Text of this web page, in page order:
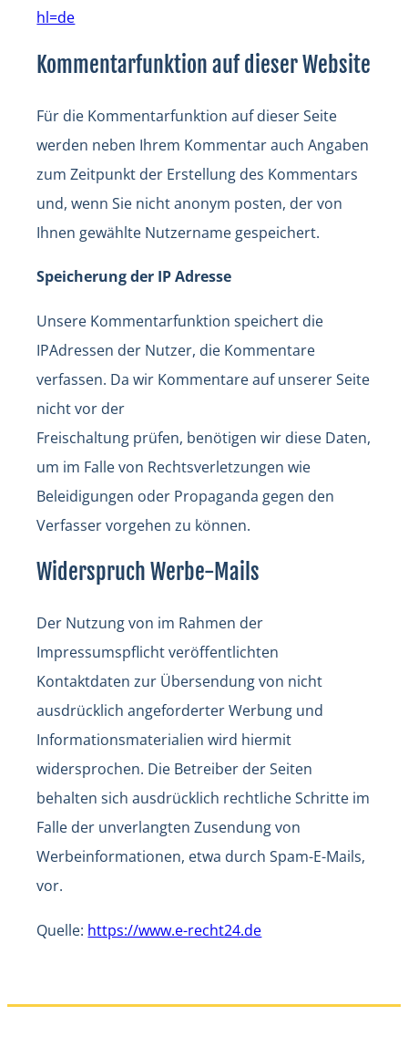
hl=de
Kommentarfunktion auf dieser Website
Für die Kommentarfunktion auf dieser Seite
werden neben Ihrem Kommentar auch Angaben
zum Zeitpunkt der Erstellung des Kommentars
und, wenn Sie nicht anonym posten, der von
Ihnen gewählte Nutzername gespeichert.
Speicherung der IP Adresse
Unsere Kommentarfunktion speichert die
IPAdressen der Nutzer, die Kommentare
verfassen. Da wir Kommentare auf unserer Seite
nicht vor der
Freischaltung prüfen, benötigen wir diese Daten,
um im Falle von Rechtsverletzungen wie
Beleidigungen oder Propaganda gegen den
Verfasser vorgehen zu können.
Widerspruch Werbe-Mails
Der Nutzung von im Rahmen der
Impressumspflicht veröffentlichten
Kontaktdaten zur Übersendung von nicht
ausdrücklich angeforderter Werbung und
Informationsmaterialien wird hiermit
widersprochen. Die Betreiber der Seiten
behalten sich ausdrücklich rechtliche Schritte im
Falle der unverlangten Zusendung von
Werbeinformationen, etwa durch Spam-E-Mails,
vor.
Quelle: https://www.e-recht24.de